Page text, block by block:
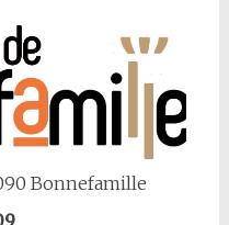
Bonnefamille